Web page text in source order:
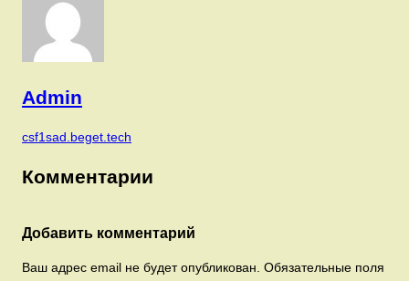
Admin
csf1sad.beget.tech
Комментарии
Добавить комментарий
Ваш адрес email не будет опубликован. Обязательные поля